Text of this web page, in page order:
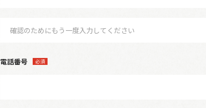
電話番号 必須